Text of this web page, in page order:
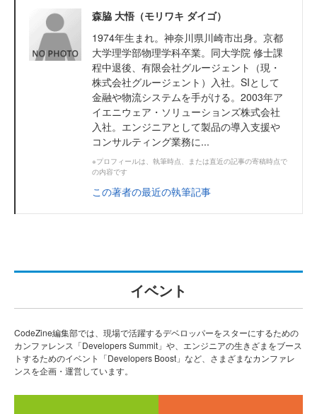
森脇 大悟（モリワキ ダイゴ）
1974年生まれ。神奈川県川崎市出身。京都
大学理学部物理学科卒業。同大学院 修士課
程中退後、有限会社グルージェント（現・
株式会社グルージェント）入社。SIとして
金融や物流システムを手がける。2003年ア
イエニウェア・ソリューションズ株式会社
入社。エンジニアとして製品の導入支援や
コンサルティング業務に...
※プロフィールは、執筆時点、または直近の記事の寄稿時点で
の内容です
この著者の最近の執筆記事
イベント
CodeZine編集部では、現場で活躍するデベロッパーをスターにするための
カンファレンス「Developers Summit」や、エンジニアの生きざまをブース
トするためのイベント「Developers Boost」など、さまざまなカンファレ
ンスを企画・運営しています。